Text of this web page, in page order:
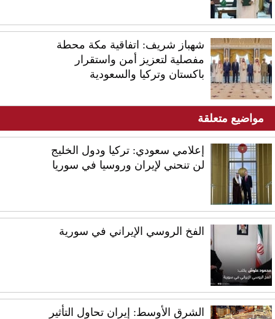
شهباز شريف: اتفاقية مكة محطة
مفصلية لتعزيز أمن واستقرار
باكستان وتركيا والسعودية
مواضيع متعلقة
إعلامي سعودي: تركيا ودول الخليج
لن تنحني لإيران وروسيا في سوريا
الفخ الروسي الإيراني في سورية
الشرق الأوسط: إيران تحاول التأثير